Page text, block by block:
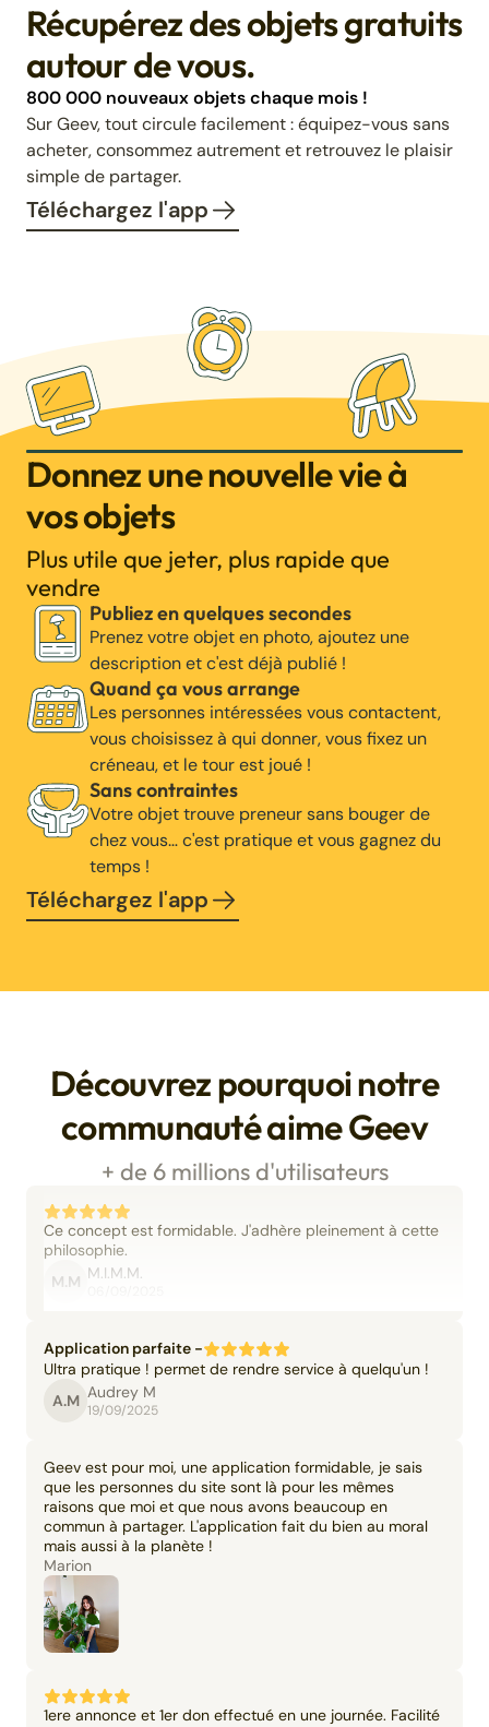
Récupérez des objets gratuits
autour de vous.
800 000 nouveaux objets chaque mois !
Sur Geev, tout circule facilement : équipez-vous sans
acheter, consommez autrement et retrouvez le plaisir
simple de partager.
Téléchargez l'app
Donnez une nouvelle vie à
vos objets
Plus utile que jeter, plus rapide que
vendre
Publiez en quelques secondes
Prenez votre objet en photo, ajoutez une
description et c'est déjà publié !
Quand ça vous arrange
Les personnes intéressées vous contactent,
vous choisissez à qui donner, vous fixez un
créneau, et le tour est joué !
Sans contraintes
Votre objet trouve preneur sans bouger de
chez vous… c'est pratique et vous gagnez du
temps !
Téléchargez l'app
Découvrez pourquoi notre
communauté aime Geev
+ de 6 millions d'utilisateurs
Ce concept est formidable. J'adhère pleinement à cette
philosophie.
M.M M.I.M.M.
Application parfaite -
Ultra pratique ! permet de rendre service à quelqu'un !
A.M Audrey M
19/09/2025
Geev est pour moi, une application formidable, je sais
que les personnes du site sont là pour les mêmes
raisons que moi et que nous avons beaucoup en
commun à partager. L'application fait du bien au moral
mais aussi à la planète !
Marion
1ere annonce et 1er don effectué en une journée. Facilité